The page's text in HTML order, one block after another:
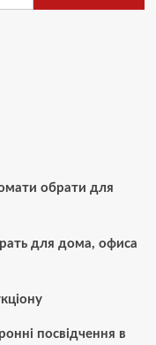
обрати для
для дома, офиса
посвідчення в